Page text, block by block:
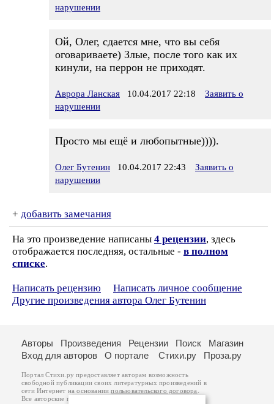
нарушении
Ой, Олег, сдается мне, что вы себя
оговариваете) Злые, после того как их
кинули, на перрон не приходят.
Аврора Ланская 10.04.2017 22:18
Заявить о
нарушении
Просто мы ещё и любопытные)))).
Олег Бутенин 10.04.2017 22:43
Заявить о
нарушении
+ добавить замечания
На это произведение написаны 4 рецензии, здесь
отображается последняя, остальные - в полном
списке.
Написать рецензию
Написать личное сообщение
Другие произведения автора Олег Бутенин
Авторы Произведения Рецензии Поиск
Магазин
Вход для авторов
О портале Стихи.ру Проза.ру
Портал Стихи.ру предоставляет авторам возможность
свободной публикации своих литературных произведений в
сети Интернет на основаниипользовательского договора
Все авторские права на произведения принадлежат авторам